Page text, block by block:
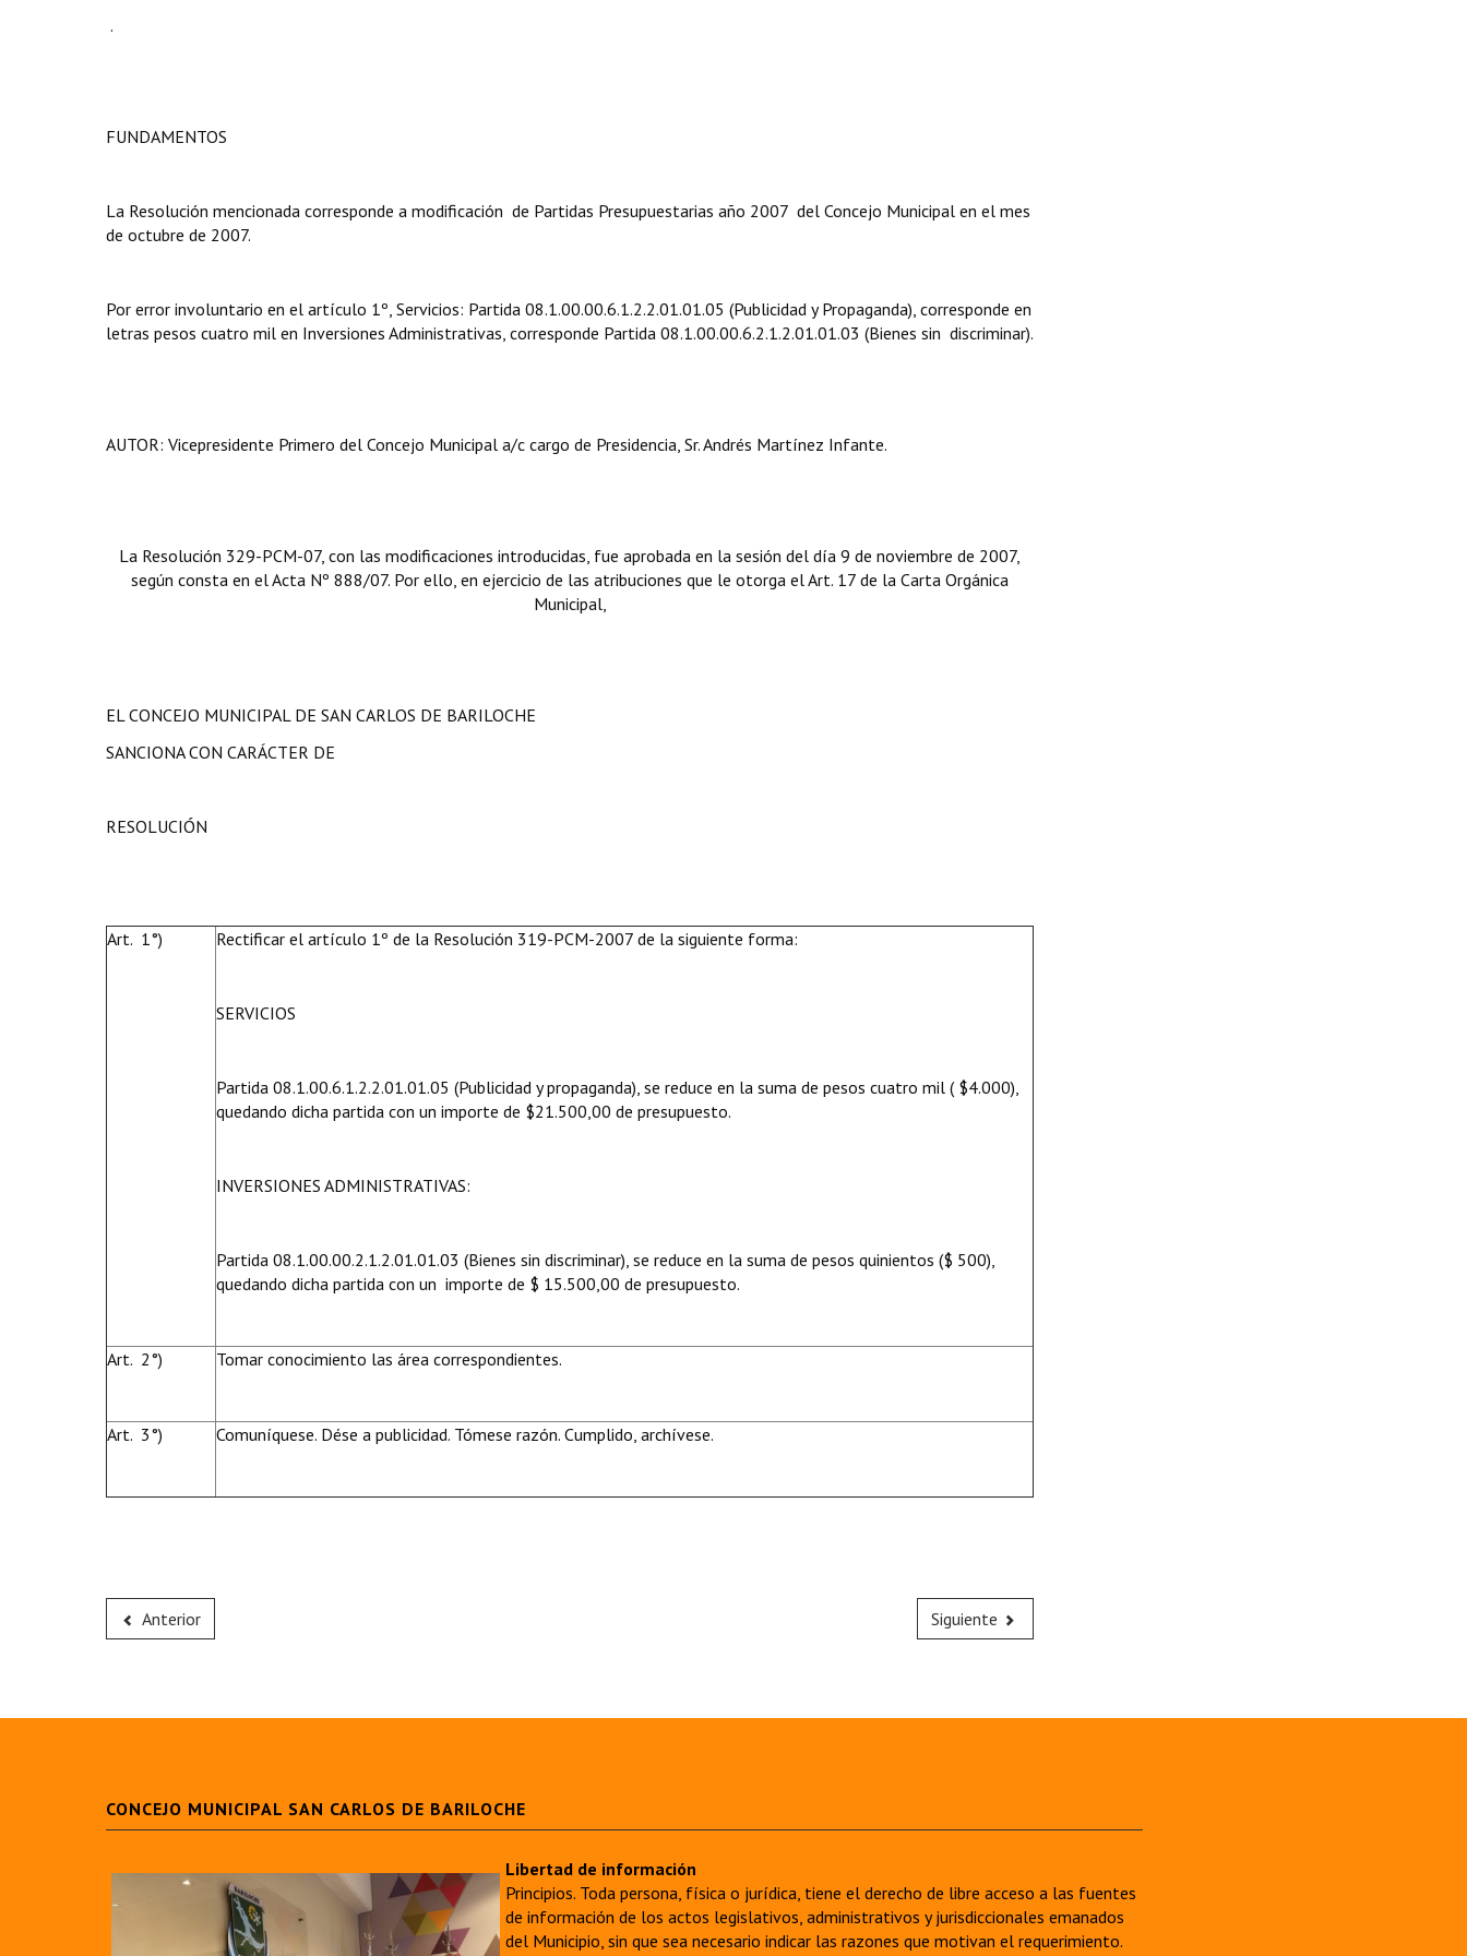
.
FUNDAMENTOS
La Resolución mencionada corresponde a modificación de Partidas Presupuestarias año 2007 del Concejo Municipal en el mes
de octubre de 2007.
Por error involuntario en el artículo 1º, Servicios: Partida 08.1.00.00.6.1.2.2.01.01.05 (Publicidad y Propaganda), corresponde en
letras pesos cuatro mil en Inversiones Administrativas, corresponde Partida 08.1.00.00.6.2.1.2.01.01.03 (Bienes sin discriminar).
AUTOR: Vicepresidente Primero del Concejo Municipal a/c cargo de Presidencia, Sr. Andrés Martínez Infante.
La Resolución 329-PCM-07, con las modificaciones introducidas, fue aprobada en la sesión del día 9 de noviembre de 2007,
según consta en el Acta Nº 888/07. Por ello, en ejercicio de las atribuciones que le otorga el Art. 17 de la Carta Orgánica
Municipal,
EL CONCEJO MUNICIPAL DE SAN CARLOS DE BARILOCHE
SANCIONA CON CARÁCTER DE
RESOLUCIÓN
Art. 1°) Rectificar el artículo 1º de la Resolución 319-PCM-2007 de la siguiente forma:
SERVICIOS
Partida 08.1.00.6.1.2.2.01.01.05 (Publicidad y propaganda), se reduce en la suma de pesos cuatro mil ( $4.000),
quedando dicha partida con un importe de $21.500,00 de presupuesto.
INVERSIONES ADMINISTRATIVAS:
Partida 08.1.00.00.2.1.2.01.01.03 (Bienes sin discriminar), se reduce en la suma de pesos quinientos ($ 500),
quedando dicha partida con un importe de $ 15.500,00 de presupuesto.
Art. 2°) Tomar conocimiento las área correspondientes.
Art. 3°) Comuníquese. Dése a publicidad. Tómese razón. Cumplido, archívese.
Anterior Siguiente
CONCEJO MUNICIPAL SAN CARLOS DE BARILOCHE
Libertad de información
Principios. Toda persona, física o jurídica, tiene el derecho de libre acceso a las fuentes
de información de los actos legislativos, administrativos y jurisdiccionales emanados
del Municipio, sin que sea necesario indicar las razones que motivan el requerimiento.